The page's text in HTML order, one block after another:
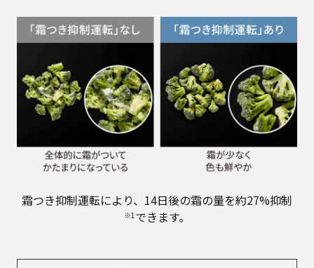
霜つき抑制運転により、14日後の霜の量を約27%抑制
※1 できます。